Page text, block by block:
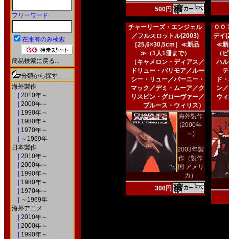
フリーワード
在庫有のみ検索
簡易検索に戻る...
分類から探す
海外製作
2010年～
2000年～
1990年～
1980年～
1970年～
～1969年
日本製作
2010年～
2000年～
1990年～
1980年～
1970年～
～1969年
海外アニメ
2010年～
2000年～
1990年～
500円
チャーリーズ・エンジェル
／フルスロットル(2003)
［25,6×30,5cm］≪新品
≫（1人1冊まで）
（キャメロン・ディアス／
ドリュー・バリモア／ルー
シー・リュー／バーニー・
マック／デミ・ムーア／ク
リスピン・グローヴァー／
ブルース・ウィリス）
海外製作
(2000年
～)
2003年製
作（製作
国 アメリ
カ）
300円
００
デイ
≪新
（
ハ
ド
ン
ウ